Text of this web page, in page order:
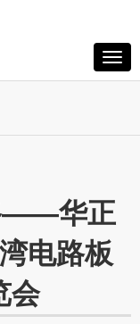
——华正
电路板
会